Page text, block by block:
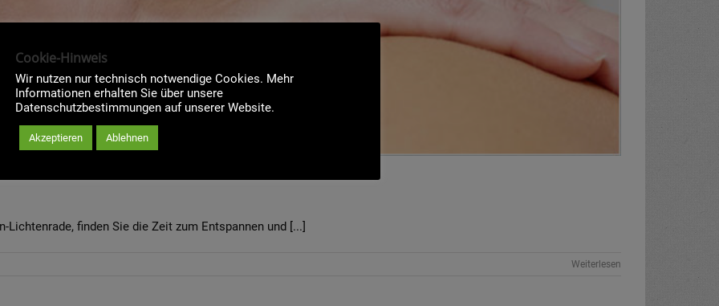
finden Sie die Zeit zum Entspannen und [...]
Weiterlesen
Cookie-Hinweis
Wir nutzen nur technisch notwendige Cookies. Mehr
Informationen erhalten Sie über unsere
Datenschutzbestimmungen auf unserer Website.
Akzeptieren Ablehnen